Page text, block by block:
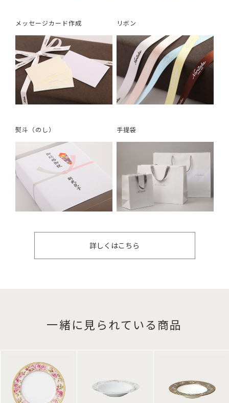
メッセージカード作成 リボン
熨斗（のし） 手提袋
詳しくはこちら
一緒に見られている商品